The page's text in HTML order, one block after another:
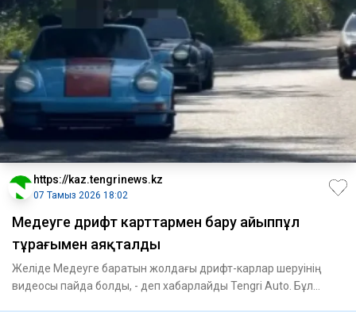
https://kaz.tengrinews.kz
07 Тамыз 2026 18:02
Медеуге дрифт карттармен бару айыппұл
тұрағымен аяқталды
Желіде Медеуге баратын жолдағы дрифт-карлар шеруінің
видеосы пайда болды, - деп хабарлайды Tengri Auto. Бұл